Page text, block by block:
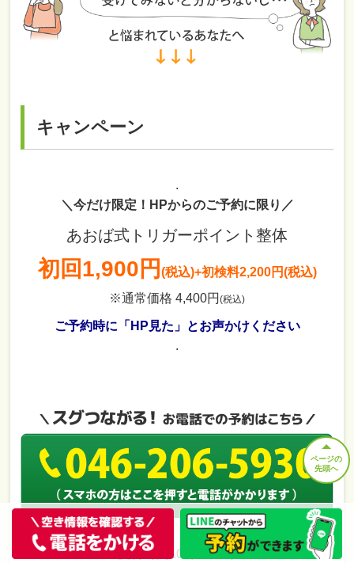
キャンペーン
.
＼今だけ限定！HPからのご予約に限り／
あおば式トリガーポイント整体
初回1,900円 (税込)+初検料2,200円(税込)
※通常価格 4,400円 (税込)
ご予約時に「HP見た」とお声かけください
.
受付時間10時～20時
ページの
先頭へ